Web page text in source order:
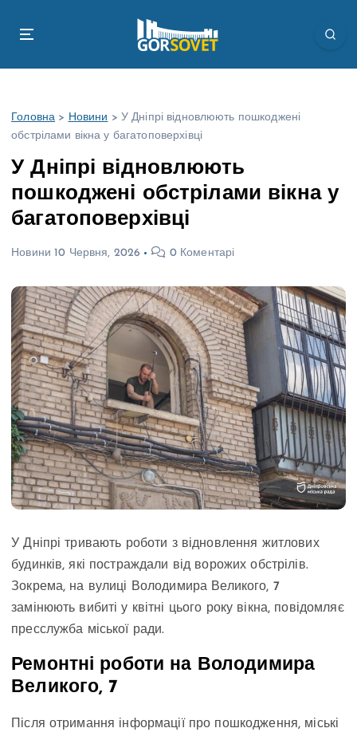
Головна > Новини > У Дніпрі відновлюють пошкоджені
обстрілами вікна у багатоповерхівці
У Дніпрі відновлюють
пошкоджені обстрілами вікна у
багатоповерхівці
Новини 10 Червня, 2026 0 Коментарі
У Дніпрі тривають роботи з відновлення житлових
будинків, які постраждали від ворожих обстрілів.
Зокрема, на вулиці Володимира Великого, 7
замінюють вибиті у квітні цього року вікна, повідомляє
пресслужба міської ради.
Ремонтні роботи на Володимира
Великого, 7
Після отримання інформації про пошкодження, міські